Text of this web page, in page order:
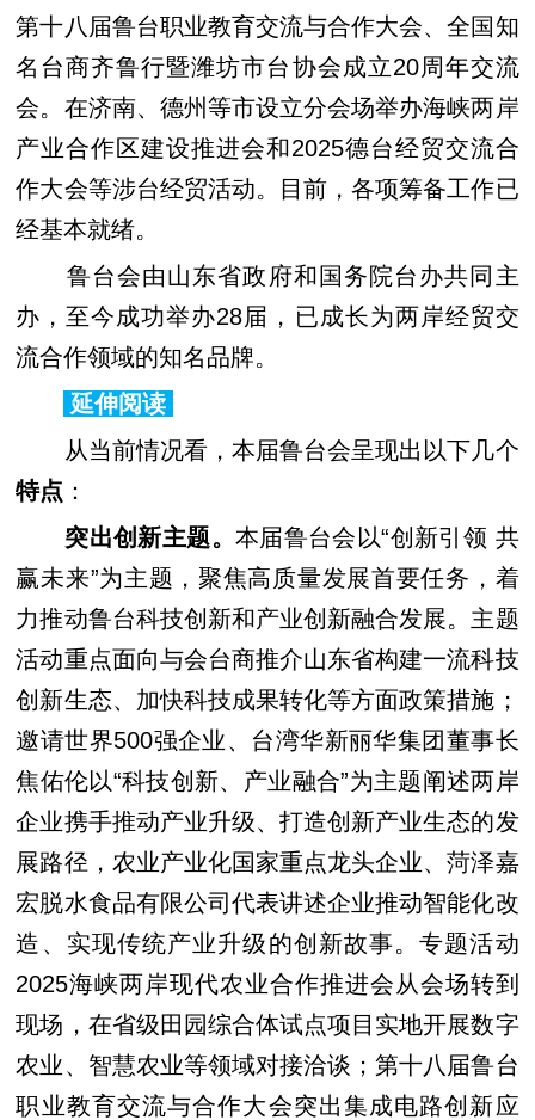
第十八届鲁台职业教育交流与合作大会、全国知
名台商齐鲁行暨潍坊市台协会成立20周年交流
会。在济南、德州等市设立分会场举办海峡两岸
产业合作区建设推进会和2025德台经贸交流合
作大会等涉台经贸活动。目前，各项筹备工作已
经基本就绪。
鲁台会由山东省政府和国务院台办共同主
办，至今成功举办28届，已成长为两岸经贸交
流合作领域的知名品牌。
延伸阅读
从当前情况看，本届鲁台会呈现出以下几个
特点 ：
突出创新主题。 本届鲁台会以“创新引领 共
赢未来”为主题，聚焦高质量发展首要任务，着
力推动鲁台科技创新和产业创新融合发展。主题
活动重点面向与会台商推介山东省构建一流科技
创新生态、加快科技成果转化等方面政策措施；
邀请世界500强企业、台湾华新丽华集团董事长
焦佑伦以“科技创新、产业融合”为主题阐述两岸
企业携手推动产业升级、打造创新产业生态的发
展路径，农业产业化国家重点龙头企业、菏泽嘉
宏脱水食品有限公司代表讲述企业推动智能化改
造、实现传统产业升级的创新故事。专题活动
2025海峡两岸现代农业合作推进会从会场转到
现场，在省级田园综合体试点项目实地开展数字
农业、智慧农业等领域对接洽谈；第十八届鲁台
职业教育交流与合作大会突出集成电路创新应